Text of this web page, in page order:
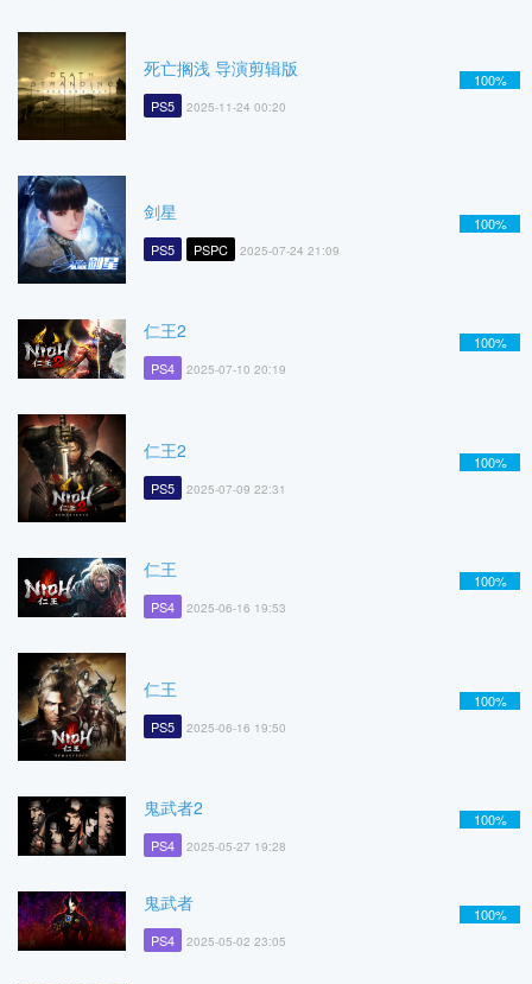
死亡搁浅 导演剪辑版
PS5 2025-11-24 00:20
100%
剑星
PS5 PSPC 2025-07-24 21:09
100%
仁王2
PS4 2025-07-10 20:19
100%
仁王2
PS5 2025-07-09 22:31
100%
仁王
PS4 2025-06-16 19:53
100%
仁王
PS5 2025-06-16 19:50
100%
鬼武者2
PS4 2025-05-27 19:28
100%
鬼武者
PS4 2025-05-02 23:05
100%